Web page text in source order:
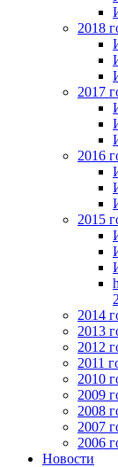
2018
2017
2016
2015
2014
2013
2012
2011
2010
2009
2008
2007
2006
Новости